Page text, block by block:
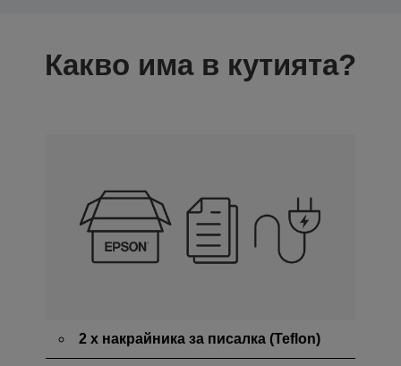
Какво има в кутията?
2 x накрайника за писалка (Teflon)